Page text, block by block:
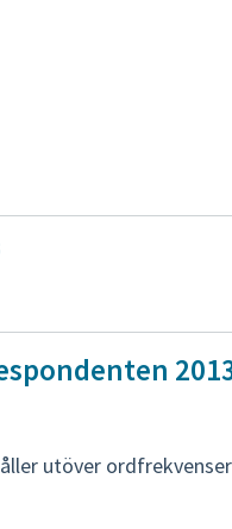
utöver